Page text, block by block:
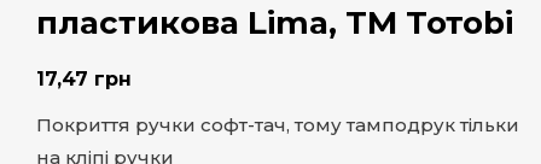
пластикова Lima, ТМ Тотоbi
17,47 грн
Покриття ручки софт-тач, тому тамподрук тільки
на кліпі ручки